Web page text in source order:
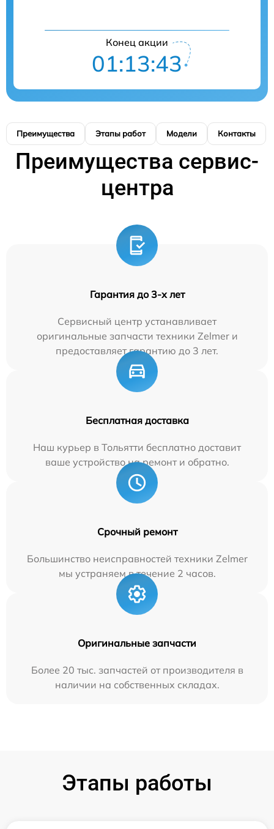
Конец акции
01:13:42
Преимущества Этапы работ Модели Контакты
Преимущества сервис-
центра
Гарантия до 3-х лет
Сервисный центр устанавливает
оригинальные запчасти техники Zelmer и
предоставляет гарантию до 3 лет.
Бесплатная доставка
Наш курьер в Тольятти бесплатно доставит
ваше устройство на ремонт и обратно.
Срочный ремонт
Большинство неисправностей техники Zelmer
мы устраняем в течение 2 часов.
Оригинальные запчасти
Более 20 тыс. запчастей от производителя в
наличии на собственных складах.
Этапы работы